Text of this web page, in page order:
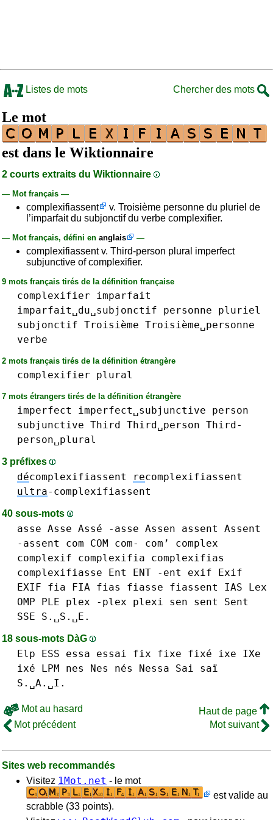
Listes de mots Chercher des mots
Le mot
est dans le Wiktionnaire
2 courts extraits du Wiktionnaire
— Mot français —
complexifiassent
v. Troisième personne du pluriel de
l’imparfait du subjonctif du verbe complexifier.
— Mot français, défini en anglais —
complexifiassent v. Third-person plural imperfect
subjunctive of complexifier.
9 mots français tirés de la définition française
complexifier
imparfait
imparfait␣du␣subjonctif
personne
pluriel
subjonctif Troisième Troisième␣personne
verbe
2 mots français tirés de la définition étrangère
complexifier plural
7 mots étrangers tirés de la définition étrangère
imperfect imperfect␣subjunctive
person
subjunctive Third Third␣person Third-
person␣plural
3 préfixes
décomplexifiassent recomplexifiassent
ultra-complexifiassent
40 sous-mots
asse Asse Assé -asse Assen
assent Assent
-assent
com COM com- com’
complex
complexif
complexifia
complexifias
complexifiasse
Ent ENT -ent
exif Exif
EXIF
fia FIA fias fiasse fiassent IAS
Lex
OMP
PLE plex -plex plexi sen
sent Sent
SSE S.␣S.␣E.
18 sous-mots DàG
Elp ESS essa essai fix fixe fixé
ixe IXe
ixé
LPM nes Nes nés Nessa
Sai saï
S.␣A.␣I.
Mot au hasard
Haut de page
Mot précédent
Mot suivant
Sites web recommandés
Visitez 1Mot.net - le mot
est valide au
scrabble (33 points).